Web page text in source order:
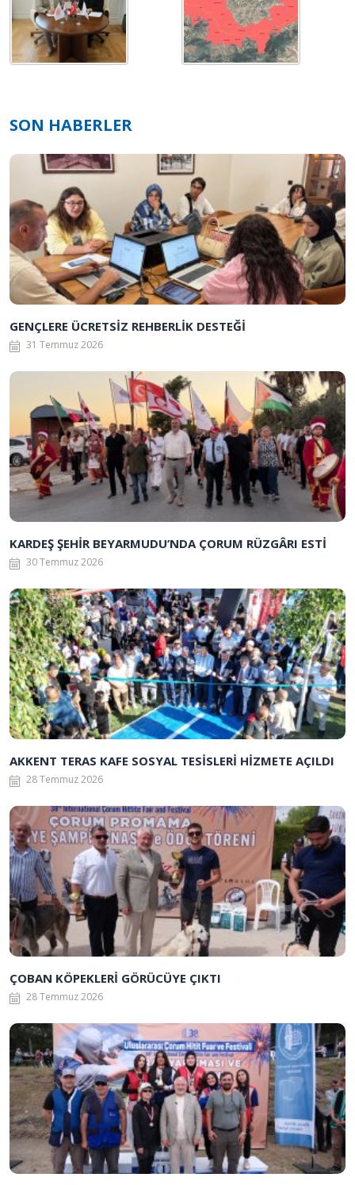
SON HABERLER
GENÇLERE ÜCRETSİZ REHBERLİK DESTEĞİ
31 Temmuz 2026
KARDEŞ ŞEHİR BEYARMUDU’NDA ÇORUM RÜZGÂRI ESTİ
30 Temmuz 2026
AKKENT TERAS KAFE SOSYAL TESİSLERİ HİZMETE AÇILDI
28 Temmuz 2026
ÇOBAN KÖPEKLERİ GÖRÜCÜYE ÇIKTI
28 Temmuz 2026